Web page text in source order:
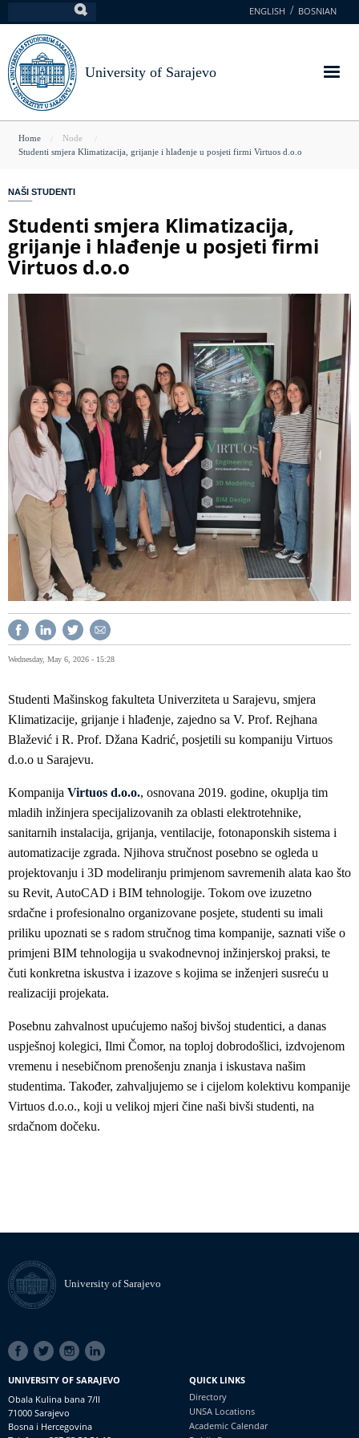
to
main
content
ENGLISH BOSNIAN
University of Sarajevo
You
here
Home
Node
Studenti smjera Klimatizacija, grijanje i hlađenje u posjeti firmi Virtuos d.o.o
NAŠI STUDENTI
Studenti smjera Klimatizacija,
grijanje i hlađenje u posjeti firmi
Virtuos d.o.o
Wednesday, May 6, 2026 - 15:28
Studenti Mašinskog fakulteta Univerziteta u Sarajevu, smjera
Klimatizacije, grijanje i hlađenje, zajedno sa V. Prof. Rejhana
Blažević i R. Prof. Džana Kadrić, posjetili su kompaniju Virtuos
d.o.o u Sarajevu.
Kompanija Virtuos d.o.o., osnovana 2019. godine, okuplja tim
mladih inžinjera specijalizovanih za oblasti elektrotehnike,
sanitarnih instalacija, grijanja, ventilacije, fotonaponskih sistema i
automatizacije zgrada. Njihova stručnost posebno se ogleda u
projektovanju i 3D modeliranju primjenom savremenih alata kao što
su Revit, AutoCAD i BIM tehnologije. Tokom ove izuzetno
srdačne i profesionalno organizovane posjete, studenti su imali
priliku upoznati se s radom stručnog tima kompanije, saznati više o
primjeni BIM tehnologija u svakodnevnoj inžinjerskoj praksi, te
čuti konkretna iskustva i izazove s kojima se inženjeri susreću u
realizaciji projekata.
Posebnu zahvalnost upućujemo našoj bivšoj studentici, a danas
uspješnoj kolegici, Ilmi Čomor, na toploj dobrodošlici, izdvojenom
vremenu i nesebičnom prenošenju znanja i iskustava našim
studentima. Također, zahvaljujemo se i cijelom kolektivu kompanije
Virtuos d.o.o., koji u velikoj mjeri čine naši bivši studenti, na
srdačnom dočeku.
University of Sarajevo
SOCIAL
LINKS
UNIVERSITY OF SARAJEVO
Obala Kulina bana 7/II
71000 Sarajevo
Bosna i Hercegovina
QUICK LINKS
Directory
UNSA Locations
Academic Calendar